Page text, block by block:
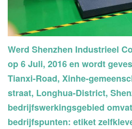
Werd Shenzhen Industrieel
op 6 Juli, 2016 en wordt
Tianxi-Road, Xinhe-
straat, Longhua-District,
bedrijfswerkingsgebied
bedrijfspunten: etiket